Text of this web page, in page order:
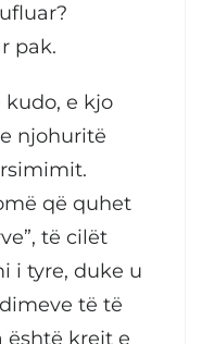
pak.
kudo, e kjo
njohuritë
që quhet
të cilët
i tyre, duke u
të të
është krejt e